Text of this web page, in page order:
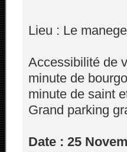
Lieu : Le
Accessibilité de
minute de
minute de saint
Grand parking
Date : 25